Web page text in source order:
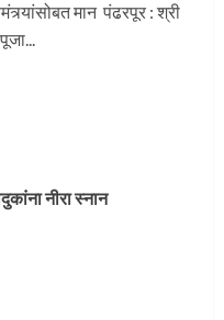
मान पंढरपूर : श्री
नीरा स्नान